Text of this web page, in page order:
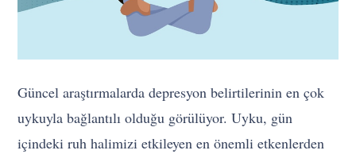
Güncel araştırmalarda depresyon belirtilerinin en çok
uykuyla bağlantılı olduğu görülüyor. Uyku, gün
içindeki ruh halimizi etkileyen en önemli etkenlerden